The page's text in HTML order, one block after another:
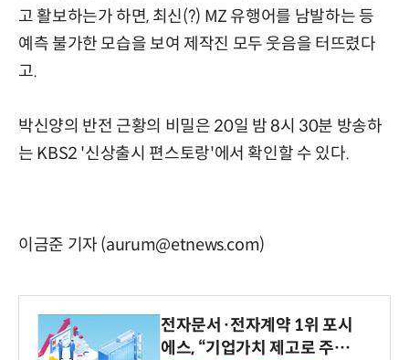
고 활보하는가 하면, 최신(?) MZ 유행어를 남발하는 등
예측 불가한 모습을 보여 제작진 모두 웃음을 터뜨렸다
고.
박신양의 반전 근황의 비밀은 20일 밤 8시 30분 방송하
는 KBS2 '신상출시 편스토랑'에서 확인할 수 있다.
이금준 기자 (aurum@etnews.com)
전자문서·전자계약 1위 포시
에스, “기업가치 제고로 주주